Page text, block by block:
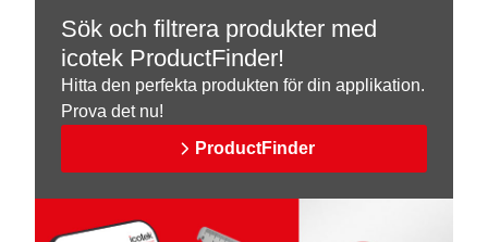
Sök och filtrera produkter med
icotek ProductFinder!
Hitta den perfekta produkten för din applikation.
Prova det nu!
ProductFinder